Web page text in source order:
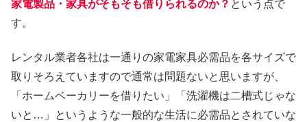
家電製品・家具がそもそも借りられるのか？ という点で
す。
レンタル業者各社は一通りの家電家具必需品を各サイズで
取りそろえていますので通常は問題ないと思いますが、
「ホームベーカリーを借りたい」「洗濯機は二槽式じゃな
いと…」というような一般的な生活に必需品とされていな